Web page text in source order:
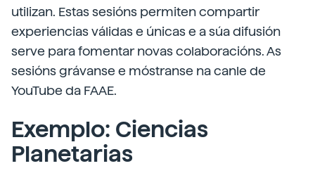
utilizan. Estas sesións permiten compartir
experiencias válidas e únicas e a súa difusión
serve para fomentar novas colaboracións. As
sesións grávanse e móstranse na canle de
YouTube da FAAE.
Exemplo: Ciencias
Planetarias